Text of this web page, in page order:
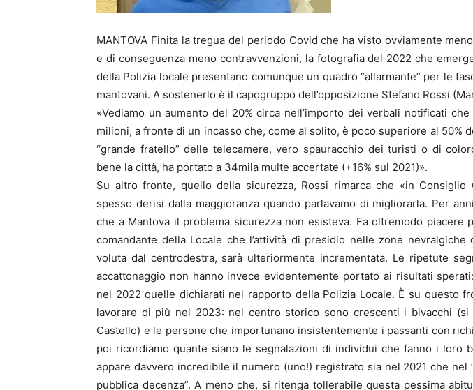
MANTOVA Finita la tregua del periodo Covid che ha visto ovviamente
e di conseguenza meno contravvenzioni, la fotografia del 2022 che
della Polizia locale presentano comunque un quadro “allarmante” per le
mantovani. A sostenerlo è il capogruppo dell’opposizione Stefano Rossi
«Vediamo un aumento del 20% circa nell’importo dei verbali notificati
milioni, a fronte di un incasso che, come al solito, è poco superiore al 50%
“grande fratello” delle telecamere, vero spauracchio dei turisti o di
bene la città, ha portato a 34mila multe accertate (+16% sul 2021)».
Su altro fronte, quello della sicurezza, Rossi rimarca che «in Consiglio
spesso derisi dalla maggioranza quando parlavamo di migliorarla. Per
che a Mantova il problema sicurezza non esisteva. Fa oltremodo piacere
comandante della Locale che l’attività di presidio nelle zone nevralgiche
voluta dal centrodestra, sarà ulteriormente incrementata. Le ripetute
accattonaggio non hanno invece evidentemente portato ai risultati
nel 2022 quelle dichiarati nel rapporto della Polizia Locale. È su questo
lavorare di più nel 2023: nel centro storico sono crescenti i bivacchi (si
Castello) e le persone che importunano insistentemente i passanti con
poi ricordiamo quante siano le segnalazioni di individui che fanno i loro
appare davvero incredibile il numero (uno!) registrato sia nel 2021 che nel
pubblica decenza”. A meno che, si ritenga tollerabile questa pessima